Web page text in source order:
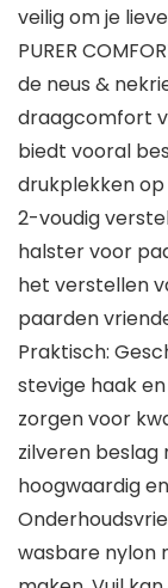
veilig om je
PURER
de neus &
draagcomfort
biedt vooral
drukplekken
2-voudig
halster voor
het verstellen
paarden
Praktisch:
stevige haak
zorgen voor
zilveren
hoogwaardig
wasbare nylon